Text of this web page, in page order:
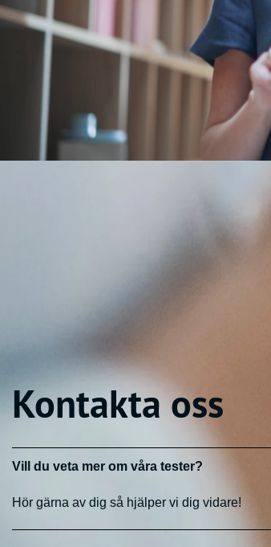
Kontakta oss
Vill du veta mer om våra tester?
Hör gärna av dig så hjälper vi dig vidare!